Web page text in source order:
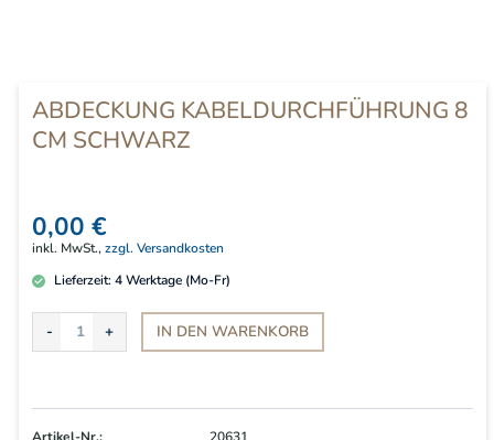
ABDECKUNG KABELDURCHFÜHRUNG 8
CM SCHWARZ
0,00 €
inkl. MwSt.,zzgl. Versandkosten
Lieferzeit: 4Werktage (Mo-Fr)
IN DEN WARENKORB
Artikel-Nr.: 20631